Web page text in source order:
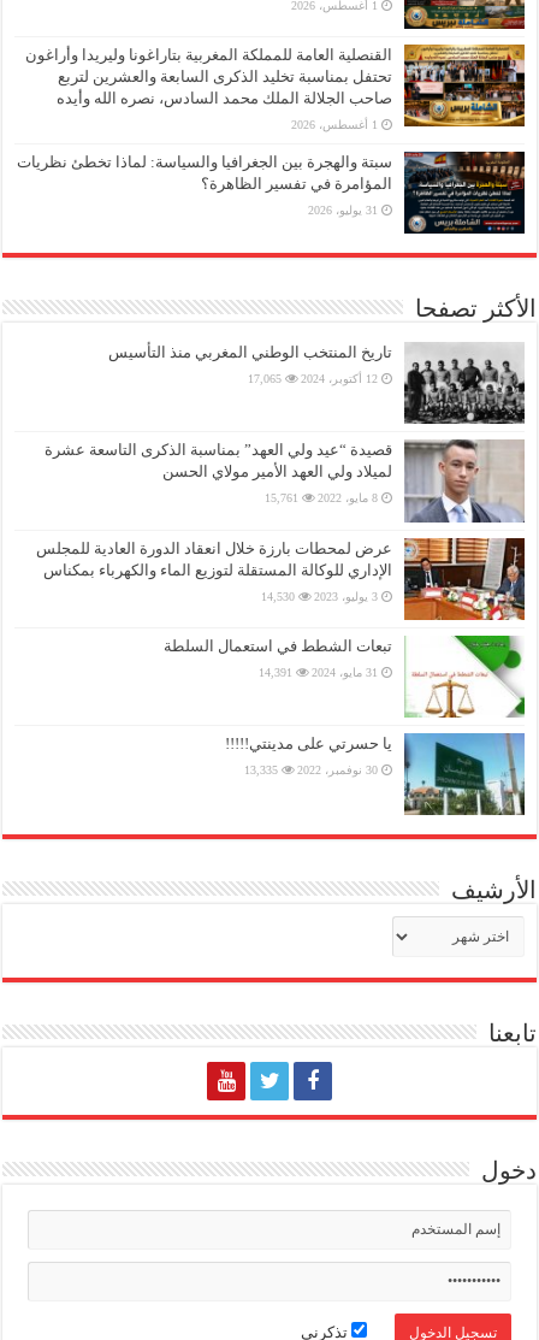
1 أغسطس، 2026
القنصلية العامة للمملكة المغربية بتاراغونا وليريدا وأراغون
تحتفل بمناسبة تخليد الذكرى السابعة والعشرين لتربع
صاحب الجلالة الملك محمد السادس، نصره الله وأيده
1 أغسطس، 2026
سبتة والهجرة بين الجغرافيا والسياسة: لماذا تخطئ نظريات
المؤامرة في تفسير الظاهرة؟
31 يوليو، 2026
الأكثر تصفحا
تاريخ المنتخب الوطني المغربي منذ التأسيس
12 أكتوبر، 2024 17,065
قصيدة “عيد ولي العهد” بمناسبة الذكرى التاسعة عشرة
لميلاد ولي العهد الأمير مولاي الحسن
8 مايو، 2022 15,761
عرض لمحطات بارزة خلال انعقاد الدورة العادية للمجلس
الإداري للوكالة المستقلة لتوزيع الماء والكهرباء بمكناس
3 يوليو، 2023 14,530
تبعات الشطط في استعمال السلطة
31 مايو، 2024 14,391
يا حسرتي على مدينتي!!!!!
30 نوفمبر، 2022 13,335
الأرشيف
تابعنا
دخول
تذكرني